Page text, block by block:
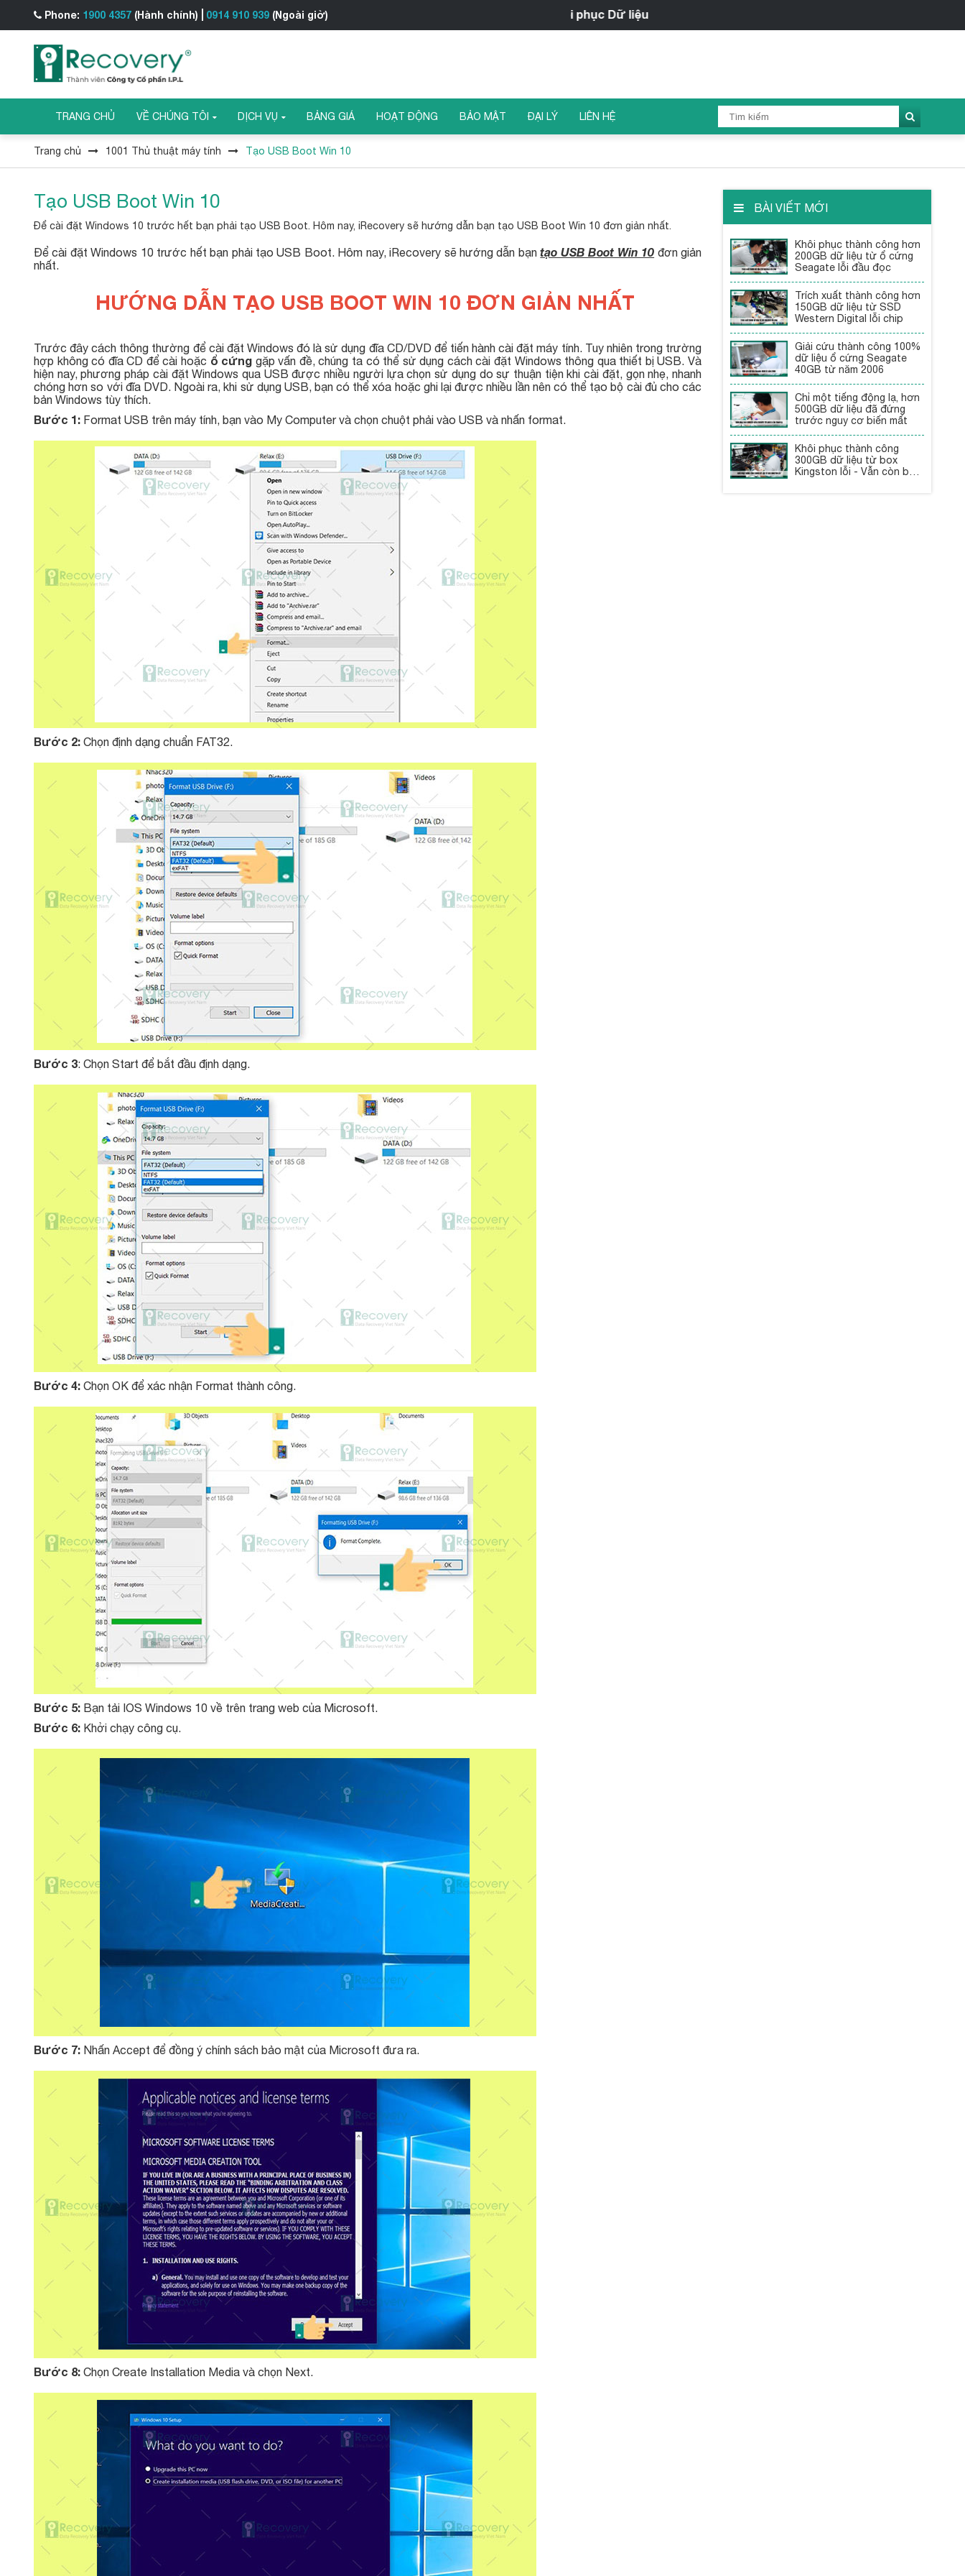
Phone: 1900 4357 (Hành chính) 0914 910 939 (Ngoài giờ) iRecovery - Trung tâm Khôi phục Dữ liệu
TRANG CHỦ VỀ CHÚNG TÔI DỊCH VỤ BẢNG GIÁ HOẠT ĐỘNG BẢO MẬT ĐẠI LÝ LIÊN HỆ
Trang chủ 1001 Thủ thuật máy tính Tạo USB Boot Win 10
Tạo USB Boot Win 10
Để cài đặt Windows 10 trước hết bạn phải tạo USB Boot. Hôm nay, iRecovery sẽ hướng dẫn bạn tạo USB Boot Win 10 đơn giản nhất.
Để cài đặt Windows 10 trước hết bạn phải tạo USB Boot. Hôm nay, iRecovery sẽ hướng dẫn bạntạo USB Boot Win 10 đơn giản
nhất.
HƯỚNG DẪN TẠO USB BOOT WIN 10 ĐƠN GIẢN NHẤT
Trước đây cách thông thường để cài đặt Windows đó là sử dụng đĩa CD/DVD để tiến hành cài đặt máy tính. Tuy nhiên trong trường
hợp không có đĩa CD để cài hoặc ổ cứng gặp vấn đề, chúng ta có thể sử dụng cách cài đặt Windows thông qua thiết bị USB. Và
hiện nay, phương pháp cài đặt Windows qua USB được nhiều người lựa chọn sử dụng do sự thuận tiện khi cài đặt, gọn nhẹ, nhanh
chóng hơn so với đĩa DVD. Ngoài ra, khi sử dụng USB, bạn có thể xóa hoặc ghi lại được nhiều lần nên có thể tạo bộ cài đủ cho các
bản Windows tùy thích.
Bước 1: Format USB trên máy tính, bạn vào My Computer và chọn chuột phải vào USB và nhấn format.
Bước 2: Chọn định dạng chuẩn FAT32.
Bước 3: Chọn Start để bắt đầu định dạng.
Bước 4: Chọn OK để xác nhận Format thành công.
Bước 5: Bạn tải IOS Windows 10 về trên trang web của Microsoft.
Bước 6: Khởi chạy công cụ.
Bước 7: Nhấn Accept để đồng ý chính sách bảo mật của Microsoft đưa ra.
Bước 8: Chọn Create Installation Media và chọn Next.
BÀI VIẾT MỚI
Khôi phục thành công hơn
200GB dữ liệu từ ổ cứng
Seagate lỗi đầu đọc
Trích xuất thành công hơn
150GB dữ liệu từ SSD
Western Digital lỗi chip
Giải cứu thành công 100%
dữ liệu ổ cứng Seagate
40GB từ năm 2006
Chỉ một tiếng động lạ, hơn
500GB dữ liệu đã đứng
trước nguy cơ biến mất
Khôi phục thành công
300GB dữ liệu từ box
Kingston lỗi - Vẫn còn bảo